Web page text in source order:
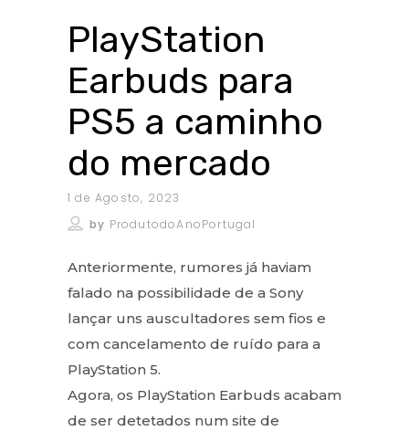
PlayStation
Earbuds para
PS5 a caminho
do mercado
1 de Agosto, 2023
by ProdutodoAnoPortugal
Anteriormente, rumores já haviam
falado na possibilidade de a Sony
lançar uns auscultadores sem fios e
com cancelamento de ruído para a
PlayStation 5.
Agora, os PlayStation Earbuds acabam
de ser detetados num site de